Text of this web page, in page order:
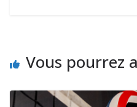
Vous pourrez